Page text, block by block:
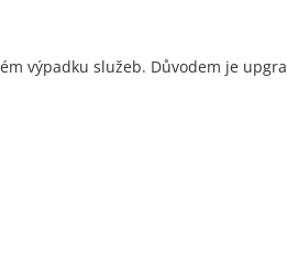
výpadku služeb. Důvodem je